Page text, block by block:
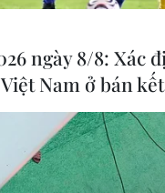
ngày 8/8: Xác
Nam ở bán kết